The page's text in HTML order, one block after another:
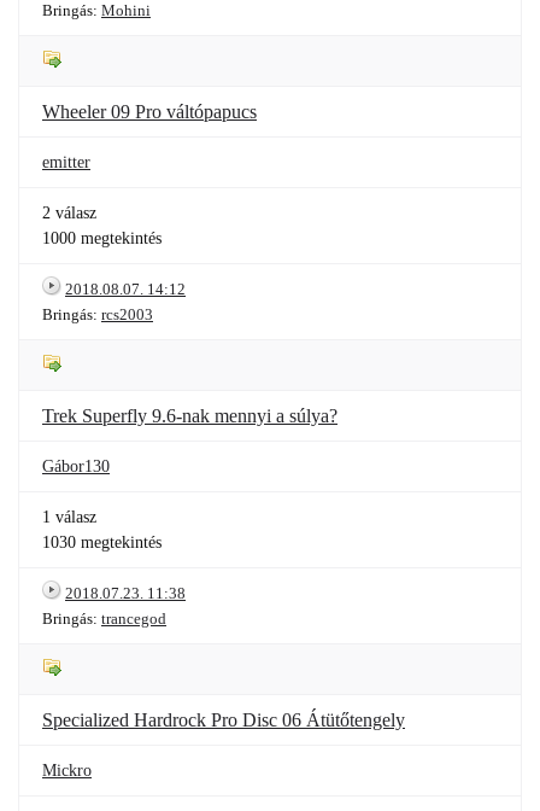
Bringás: Mohini
Wheeler 09 Pro váltópapucs
emitter
2 válasz
1000 megtekintés
2018.08.07. 14:12
Bringás: rcs2003
Trek Superfly 9.6-nak mennyi a súlya?
Gábor130
1 válasz
1030 megtekintés
2018.07.23. 11:38
Bringás: trancegod
Specialized Hardrock Pro Disc 06 Átütőtengely
Mickro